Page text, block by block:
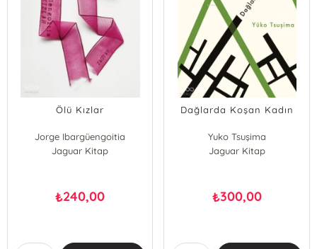
Ölü Kızlar
Jorge Ibargüengoitia
Jaguar Kitap
₺240,00
Dağlarda Koşan Kadın
Yuko Tsuşima
Jaguar Kitap
₺300,00